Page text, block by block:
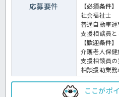
応募要件
【必須条件】
社会福祉士
普通自動車運
支援相談員
【歓迎条件】
介護老人保
支援相談員
相談援助業
ここがポ